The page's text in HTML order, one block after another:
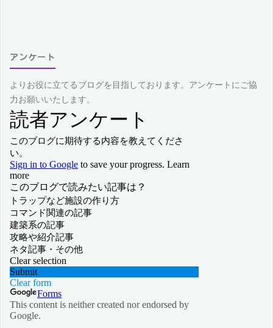
アンケート
よりお役に立てるブログを目指しております。アンケートにご協
力お願いいたします。